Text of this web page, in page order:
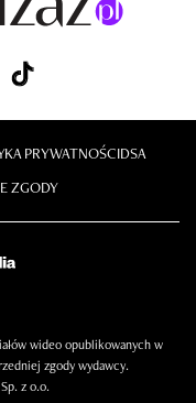
PRYWATNOŚCIDSA
ZGODY
wideo opublikowanych w
zgody wydawcy.
z o.o.